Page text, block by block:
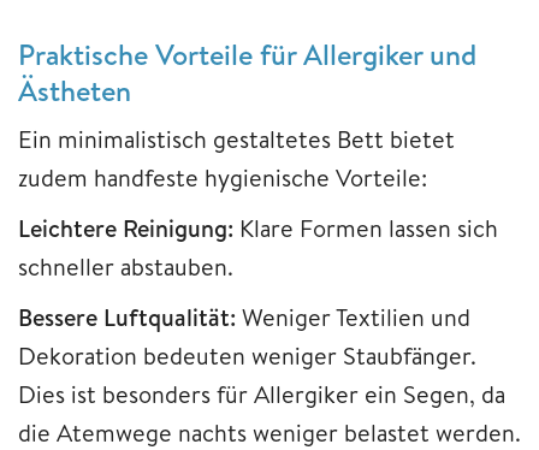
Praktische Vorteile für Allergiker und
Ästheten
Ein minimalistisch gestaltetes Bett bietet
zudem handfeste hygienische Vorteile:
Leichtere Reinigung: Klare Formen lassen sich
schneller abstauben.
Bessere Luftqualität: Weniger Textilien und
Dekoration bedeuten weniger Staubfänger.
Dies ist besonders für Allergiker ein Segen, da
die Atemwege nachts weniger belastet werden.